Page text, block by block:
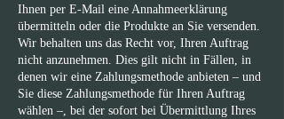
Ihnen per E-Mail eine Annahmeerklärung
übermitteln oder die Produkte an Sie versenden.
Wir behalten uns das Recht vor, Ihren Auftrag
nicht anzunehmen. Dies gilt nicht in Fällen, in
denen wir eine Zahlungsmethode anbieten – und
Sie diese Zahlungsmethode für Ihren Auftrag
wählen –, bei der sofort bei Übermittlung Ihres